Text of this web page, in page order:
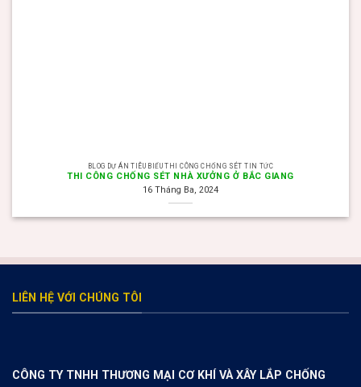
BLOG DỰ ÁN TIÊU BIỂU THI CÔNG CHỐNG SÉT TIN TỨC
THI CÔNG CHỐNG SÉT NHÀ XƯỞNG Ở BẮC GIANG
16 Tháng Ba, 2024
valor bet
Раскрутка и Продвижение Онлайн Казино
valor casino Argentina
valor bet
LIÊN HỆ VỚI CHÚNG TÔI
CÔNG TY TNHH THƯƠNG MẠI CƠ KHÍ VÀ XÂY LẮP CHỐNG